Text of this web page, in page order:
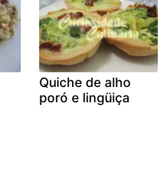
Quiche de alho
poró e lingüiça